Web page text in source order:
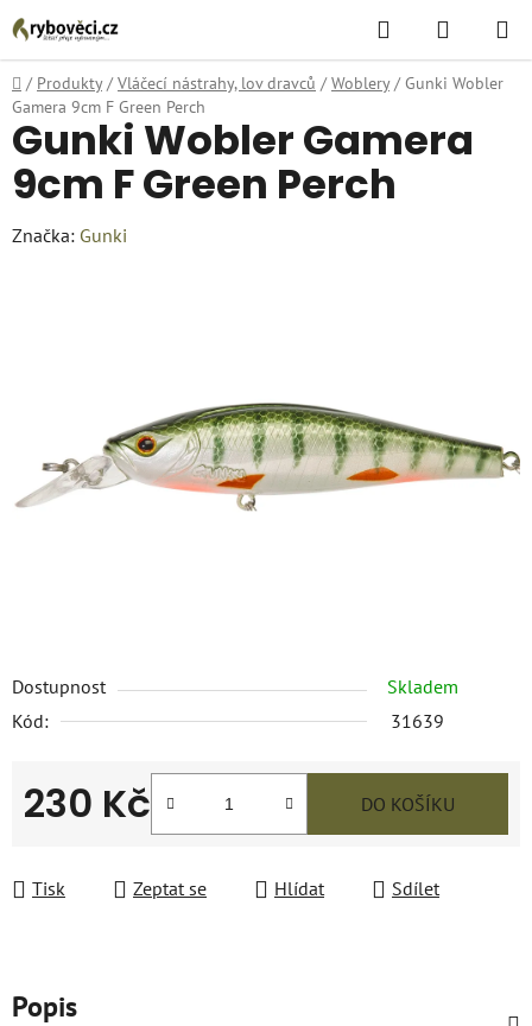
Přejít
na
obsah
Hledat
KOŠÍK
Domů
/ Produkty / Vláčecí nástrahy, lov dravců / Woblery / Gunki Wobler
Gamera 9cm F Green Perch
Dostupnost
Skladem
Kód:
31639
230 Kč DO KOŠÍKU
Tisk Zeptat se Hlídat Sdílet
Gunki Wobler Gamera
9cm F Green Perch
Značka: Gunki
Popis